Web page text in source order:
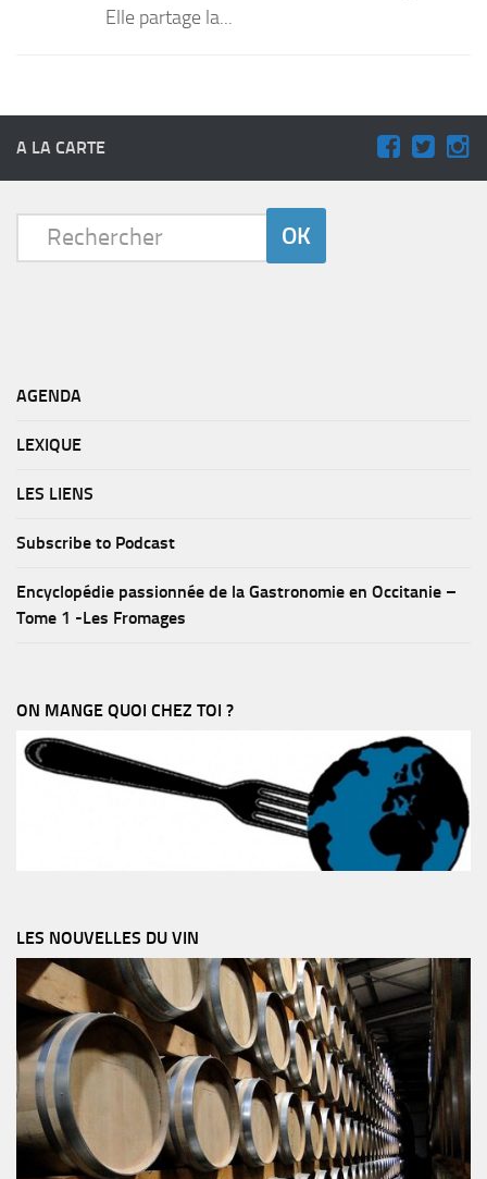
Elle partage la...
A LA CARTE
AGENDA
LEXIQUE
LES LIENS
Subscribe to Podcast
Encyclopédie passionnée de la Gastronomie en Occitanie –
Tome 1 -Les Fromages
ON MANGE QUOI CHEZ TOI ?
LES NOUVELLES DU VIN